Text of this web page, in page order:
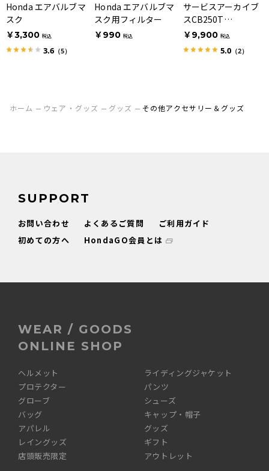
Honda エアバルブマ
スク
￥3,300 税込
3.6 （5）
Honda エアバルブマ
スク用フィルター
￥990 税込
サービスアーカイブ
スCB250T
HAWK/CB400T
HAWKⅡ
￥9,900 税込
5.0（2）
ホーム ウェア・グッズ グッズ その他アクセサリー＆グッズ
SUPPORT
お問い合わせ よくあるご質問
ご利用ガイド
初めての方へ
HondaGO会員とは
WEAR / GOODS
ONLINE SHOP
ヘルメット
ライディングジャケット
プロテクター
パンツ
グローブ
シューズ
バッグ
キャップ・帽子
アパレル
グッズ
レイングッズ
ギフト
店頭販売限定
アウトレット